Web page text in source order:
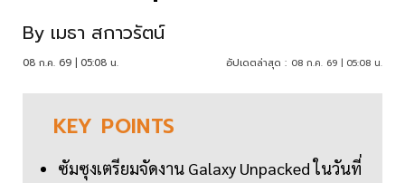
By เมธา สกาวรัตน์
08 ก.ค. 69 | 05:08 น. อัปเดตล่าสุด : 08 ก.ค. 69 | 05:08 น.
KEY POINTS
ซัมซุงเตรียมจัดงาน Galaxy Unpacked ในวันที่